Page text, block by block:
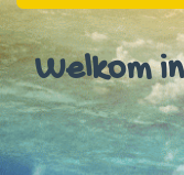
Welkom